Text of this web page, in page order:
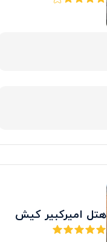
هتل امیرکبیر کیش